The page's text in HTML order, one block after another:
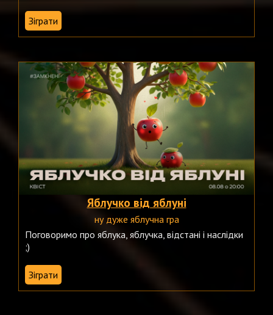
Зіграти
Яблучко від яблуні
ну дуже яблучна гра
Поговоримо про яблука, яблучка, відстані і наслідки
;)
Зіграти